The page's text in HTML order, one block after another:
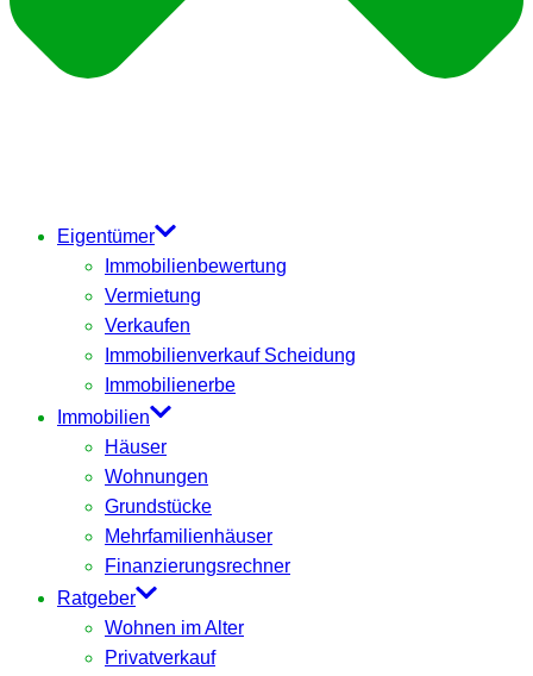
Eigentümer
Immobilienbewertung
Vermietung
Verkaufen
Immobilienverkauf Scheidung
Immobilienerbe
Immobilien
Häuser
Wohnungen
Grundstücke
Mehrfamilienhäuser
Finanzierungsrechner
Ratgeber
Wohnen im Alter
Privatverkauf